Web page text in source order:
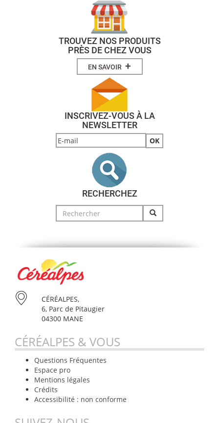
TROUVEZ NOS PRODUITS
PRÈS DE CHEZ VOUS
EN SAVOIR +
INSCRIVEZ-VOUS À LA
NEWSLETTER
RECHERCHEZ
for:
CÉRÉALPES,
6, Parc de Pitaugier
04300 MANE
CÉRÉALPES & VOUS
Questions Fréquentes
Espace pro
Mentions légales
Crédits
Accessibilité : non conforme